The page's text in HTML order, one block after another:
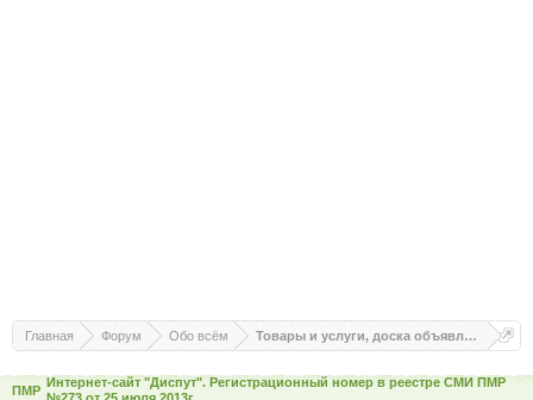
Главная Форум Обо всём Товары и услуги, доска объявлений
ПМР
Интернет-сайт "Диспут". Регистрационный номер в реестре СМИ ПМР
№273 от 25 июля 2013г